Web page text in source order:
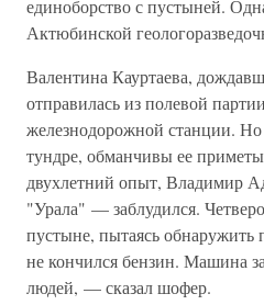
единоборство с пустыней.
Актюбинской
Валентина Кауртаева,
отправилась из полевой
железнодорожной станции.
тундре, обманчивы ее
двухлетний опыт, Владимир
"Урала" — заблудился.
пустыне, пытаясь обнаружить
не кончился бензин. Машина
людей, — сказал шофер.